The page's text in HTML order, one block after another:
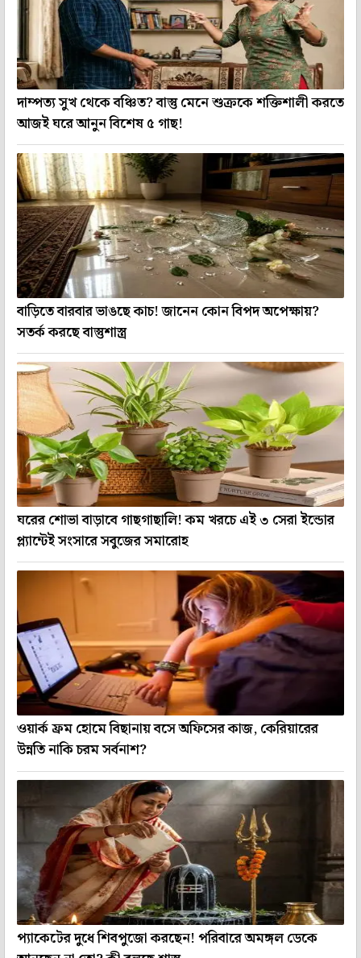
দাম্পত্য সুখ থেকে বঞ্চিত? বাস্তু মেনে শুক্রকে শক্তিশালী করতে
আজই ঘরে আনুন বিশেষ ৫ গাছ!
বাড়িতে বারবার ভাঙছে কাচ! জানেন কোন বিপদ অপেক্ষায়?
সতর্ক করছে বাস্তুশাস্ত্র
ঘরের শোভা বাড়াবে গাছগাছালি! কম খরচে এই ৩ সেরা ইন্ডোর
প্ল্যান্টেই সংসারে সবুজের সমারোহ
ওয়ার্ক ফ্রম হোমে বিছানায় বসে অফিসের কাজ, কেরিয়ারের
উন্নতি নাকি চরম সর্বনাশ?
প্যাকেটের দুধে শিবপুজো করছেন! পরিবারে অমঙ্গল ডেকে